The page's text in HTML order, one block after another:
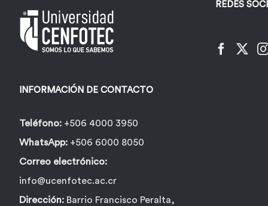
pueden
elegir
de
producto
INFORMACIÓN DE CONTACTO
Teléfono: +506 4000 3950
WhatsApp: +506 6000 8050
Correo electrónico:
info@ucenfotec.ac.cr
Dirección: Barrio Francisco Peralta,
REDES